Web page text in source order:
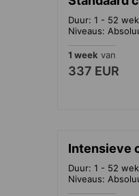
Duur: 1 - 52
Niveaus:
1 week van
337 EUR
Intensieve
Duur: 1 - 52
Niveaus: